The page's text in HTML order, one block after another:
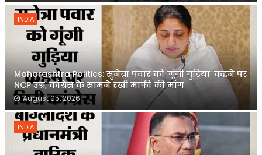
INDIA
Maharashtra Politics: सुनेत्रा पवार को 'गूंगी गुड़िया' कहने पर
NCP उग्र, कांग्रेस के सामने रखी माफी की मांग
August 05, 2026
INDIA